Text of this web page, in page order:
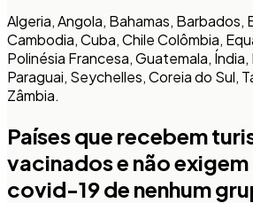
Algeria, Angola, Bahamas, Barbados,
Cambodia, Cuba, Chile Colômbia,
Polinésia Francesa, Guatemala, Índia,
Paraguai, Seychelles, Coreia do Sul,
Zâmbia.
Países que recebem
vacinados e não
covid-19 de nenhum